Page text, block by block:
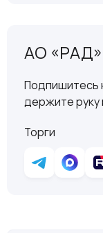
АО «РАД»
Подпишитесь
держите руку
Торги